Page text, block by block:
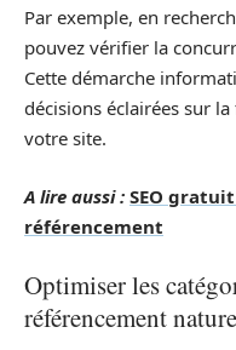
Par exemple, en
pouvez vérifier la
Cette démarche
décisions éclairées sur
votre site.
A lire aussi : SEO
référencement
Optimiser les
référencement